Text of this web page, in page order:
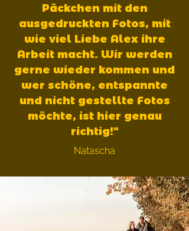
Päckchen mit den
ausgedruckten Fotos, mit
wie viel Liebe Alex ihre
Arbeit macht. Wir werden
gerne wieder kommen und
wer schöne, entspannte
und nicht gestellte Fotos
möchte, ist hier genau
richtig!"
Natascha